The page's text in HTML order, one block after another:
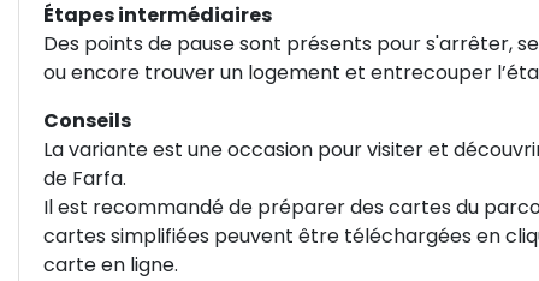
Étapes intermédiaires
Des points de pause sont présents pour s'arrêter,
ou encore trouver un logement et entrecouper
Conseils
La variante est une occasion pour visiter et
de Farfa.
Il est recommandé de préparer des cartes du
cartes simplifiées peuvent être téléchargées en
carte en ligne.